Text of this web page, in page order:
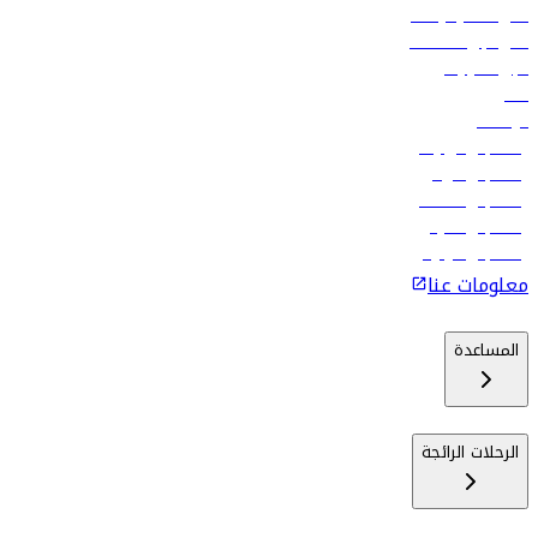
أدنى أسعار الرحلات
فلاي دبي للعطلات
تأجير السيارات
فنادق
الوظائف
رحلات إلى تبيليسي
رحلات إلى الرياض
رحلات إلى مسقط
رحلات إلى ماليه
رحلات إلى كولومبو
معلومات عنا
المساعدة
الرحلات الرائجة